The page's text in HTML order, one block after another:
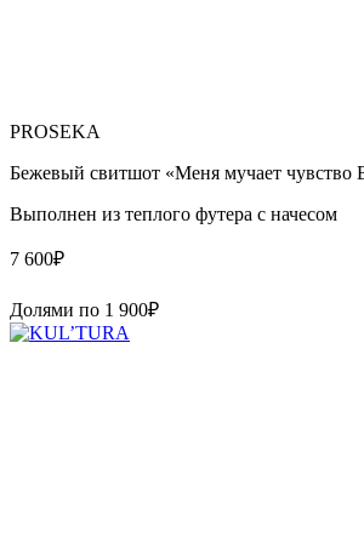
PROSEKA
Бежевый свитшот «Меня мучает
Выполнен из теплого футера с начесом
7 600₽
Долями по 1 900₽